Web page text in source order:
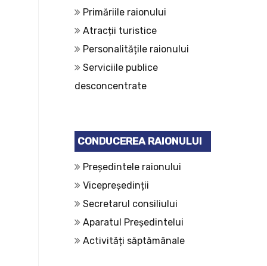
Primăriile raionului
Atracții turistice
Personalitățile raionului
Serviciile publice
desconcentrate
CONDUCEREA RAIONULUI
Președintele raionului
Vicepreședinții
Secretarul consiliului
Aparatul Președintelui
Activități săptămânale